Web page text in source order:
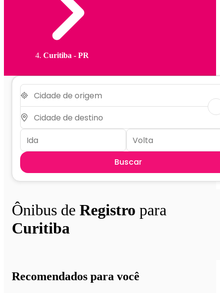
Curitiba - PR
Buscar
Ônibus de Registro para
Curitiba
Recomendados para você